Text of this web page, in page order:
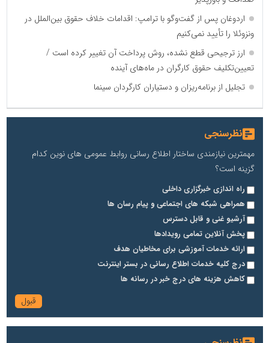
اردوغان پس از گفت‌وگو با ترامپ: اقدامات خلاف حقوق بین‌الملل در
ونزوئلا را تأیید نمی‌کنیم
ارز ترجیحی قطع نشده، روش پرداخت آن تغییر کرده است /
تعیین‌تکلیف حقوق کارگران در ماه‌های آینده
تجلیل از برنامه‌ریزان و دستیاران کارگردان سینما
نظرسنجی
مهمترین نیازمندی ساختار اطلاع رسانی روابط عمومی های نوین کدام
گزینه است؟
راه اندازی خبرگزاری داخلی
همراهی شبکه های اجتماعی و پیام رسان ها
آرشیو غنی و قابل دسترس
پخش آنلاین تمامی رویدادها
ارائه خدمات آموزشی برای مخاطیان هدف
درج کلیه خدمات اطلاع رسانی در بستر اینترنت
کاهش هزینه های درج خبر در رسانه ها